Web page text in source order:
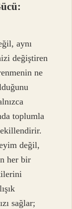
aynı
değiştiren
ne
toplumla
değil,
her bir
sağlar;